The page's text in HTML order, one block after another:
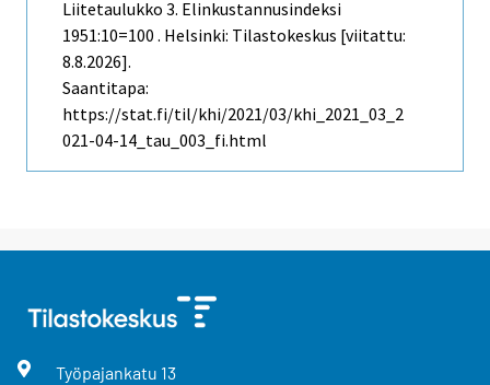
Liitetaulukko 3. Elinkustannusindeksi
1951:10=100 . Helsinki: Tilastokeskus [viitattu:
8.8.2026].
Saantitapa:
https://stat.fi/til/khi/2021/03/khi_2021_03_2
021-04-14_tau_003_fi.html
Työpajankatu 13